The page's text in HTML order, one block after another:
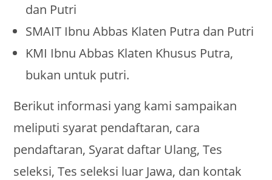
dan Putri
SMAIT Ibnu Abbas Klaten Putra dan Putri
KMI Ibnu Abbas Klaten Khusus Putra,
bukan untuk putri.
Berikut informasi yang kami sampaikan
meliputi syarat pendaftaran, cara
pendaftaran, Syarat daftar Ulang, Tes
seleksi, Tes seleksi luar Jawa, dan kontak